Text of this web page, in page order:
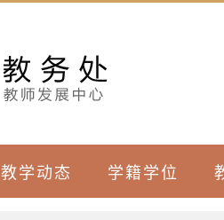
教学动态 学籍学位